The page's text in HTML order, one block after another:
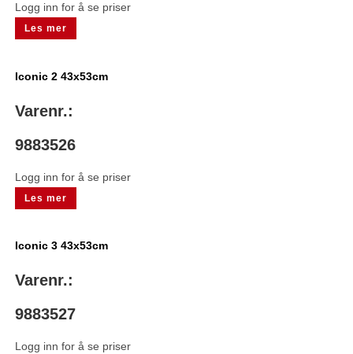
Logg inn for å se priser
Les mer
Iconic 2 43x53cm
Varenr.:
9883526
Logg inn for å se priser
Les mer
Iconic 3 43x53cm
Varenr.:
9883527
Logg inn for å se priser